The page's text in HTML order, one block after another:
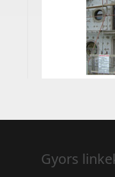
Gyors